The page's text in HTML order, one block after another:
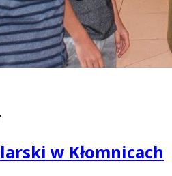
w Kłomnicach